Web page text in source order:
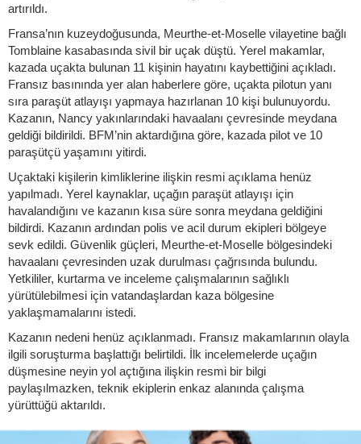
artırıldı.
Fransa’nın kuzeydoğusunda, Meurthe-et-Moselle vilayetine bağlı
Tomblaine kasabasında sivil bir uçak düştü. Yerel makamlar,
kazada uçakta bulunan 11 kişinin hayatını kaybettiğini açıkladı.
Fransız basınında yer alan haberlere göre, uçakta pilotun yanı
sıra paraşüt atlayışı yapmaya hazırlanan 10 kişi bulunuyordu.
Kazanın, Nancy yakınlarındaki havaalanı çevresinde meydana
geldiği bildirildi. BFM’nin aktardığına göre, kazada pilot ve 10
paraşütçü yaşamını yitirdi.
Uçaktaki kişilerin kimliklerine ilişkin resmi açıklama henüz
yapılmadı. Yerel kaynaklar, uçağın paraşüt atlayışı için
havalandığını ve kazanın kısa süre sonra meydana geldiğini
bildirdi. Kazanın ardından polis ve acil durum ekipleri bölgeye
sevk edildi. Güvenlik güçleri, Meurthe-et-Moselle bölgesindeki
havaalanı çevresinden uzak durulması çağrısında bulundu.
Yetkililer, kurtarma ve inceleme çalışmalarının sağlıklı
yürütülebilmesi için vatandaşlardan kaza bölgesine
yaklaşmamalarını istedi.
Kazanın nedeni henüz açıklanmadı. Fransız makamlarının olayla
ilgili soruşturma başlattığı belirtildi. İlk incelemelerde uçağın
düşmesine neyin yol açtığına ilişkin resmi bir bilgi
paylaşılmazken, teknik ekiplerin enkaz alanında çalışma
yürüttüğü aktarıldı.